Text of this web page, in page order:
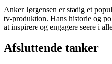
Anker Jørgensen er stadig et
tv-produktion. Hans historie og
at inspirere og engagere seere i
Afsluttende tanker